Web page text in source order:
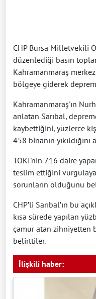
CHP Bursa Milletvekili
düzenlediği basın
Kahramanmaraş
bölgeye giderek
Kahramanmaraş'ın
anlatan Sarıbal,
kaybettiğini, yüzlerce
458 binanın yıkıldığını
TOKİ'nin 716 daire
teslim ettiğini
sorunların olduğunu
CHP’li Sarıbal’ın bu
kısa sürede yapılan
çamur atan zihniyetten
belirttiler.
İlişkili haber: